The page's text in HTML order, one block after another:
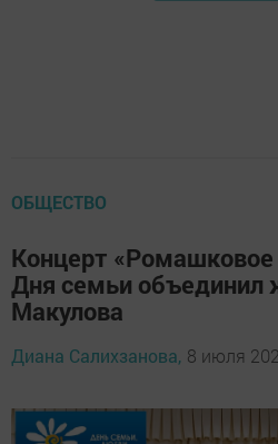
ОБЩЕСТВО
Концерт «Ромашковое
Дня семьи объединил
Макулова
Диана Салихзанова, 8 июля